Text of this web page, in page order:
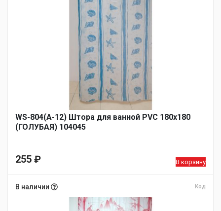
WS-804(А-12) Штора для ванной PVC 180х180
(ГОЛУБАЯ) 104045
255 ₽ В корзину
В наличии Код